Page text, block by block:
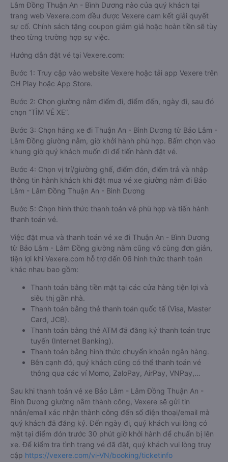
Lâm Đồng Thuận An - Bình Dương nào của quý khách tại
trang web Vexere.com đều được Vexere cam kết giải quyết
sự cố. Chính sách tặng coupon giảm giá hoặc hoàn tiền sẽ tùy
theo từng trường hợp sự việc.
Hướng dẫn đặt vé tại Vexere.com:
Bước 1: Truy cập vào website Vexere hoặc tải app Vexere trên
CH Play hoặc App Store.
Bước 2: Chọn giường nằm điểm đi, điểm đến, ngày đi, sau đó
chọn “TÌM VÉ XE”.
Bước 3: Chọn hãng xe đi Thuận An - Bình Dương từ Bảo Lâm -
Lâm Đồng giường nằm, giờ khởi hành phù hợp. Bấm chọn vào
khung giờ quý khách muốn đi để tiến hành đặt vé.
Bước 4: Chọn vị trí/giường ghế, điểm đón, điểm trả và nhập
thông tin hành khách khi đặt mua vé xe giường nằm đi Bảo
Lâm - Lâm Đồng Thuận An - Bình Dương
Bước 5: Chọn hình thức thanh toán vé phù hợp và tiến hành
thanh toán vé.
Việc đặt mua và thanh toán vé xe đi Thuận An - Bình Dương
từ Bảo Lâm - Lâm Đồng giường nằm cũng vô cùng đơn giản,
tiện lợi khi Vexere.com hỗ trợ đến 06 hình thức thanh toán
khác nhau bao gồm:
Thanh toán bằng tiền mặt tại các cửa hàng tiện lợi và
siêu thị gần nhà.
Thanh toán bằng thẻ thanh toán quốc tế (Visa, Master
Card, JCB).
Thanh toán bằng thẻ ATM đã đăng ký thanh toán trực
tuyến (Internet Banking).
Thanh toán bằng hình thức chuyển khoản ngân hàng.
Bên cạnh đó, quý khách cũng có thể thanh toán vé
thông qua các ví Momo, ZaloPay, AirPay, VNPay,…
Sau khi thanh toán vé xe Bảo Lâm - Lâm Đồng Thuận An -
Bình Dương giường nằm thành công, Vexere sẽ gửi tin
nhắn/email xác nhận thành công đến số điện thoại/email mà
quý khách đã đăng ký. Đến ngày đi, quý khách vui lòng có
mặt tại điểm đón trước 30 phút giờ khởi hành để chuẩn bị lên
xe. Để kiểm tra tình trạng vé đã đặt, quý khách vui lòng truy
cập https://vexere.com/vi-VN/booking/ticketinfo